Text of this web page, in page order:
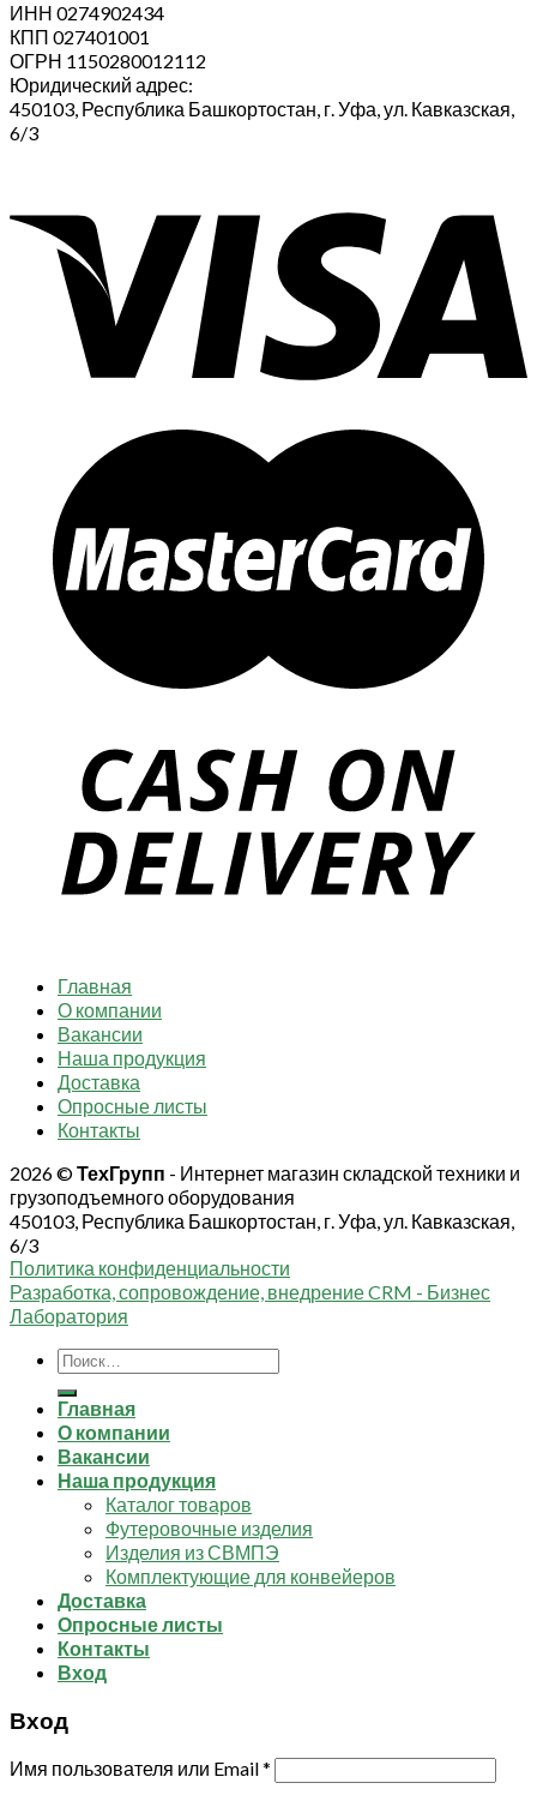
ИНН 0274902434
КПП 027401001
ОГРН 1150280012112
Юридический адрес:
450103, Республика Башкортостан, г. Уфа, ул. Кавказская,
6/3
Главная
О компании
Вакансии
Наша продукция
Доставка
Опросные листы
Контакты
2026 ©ТехГрупп - Интернет магазин складской техники и
грузоподъемного оборудования
450103, Республика Башкортостан, г. Уфа, ул. Кавказская,
6/3
Политика конфиденциальности
Разработка, сопровождение, внедрение CRM - Бизнес
Лаборатория
Искать:
Главная
О компании
Вакансии
Наша продукция
Каталог товаров
Футеровочные изделия
Изделия из СВМПЭ
Комплектующие для конвейеров
Доставка
Опросные листы
Контакты
Вход
Вход
Имя пользователя или Email*